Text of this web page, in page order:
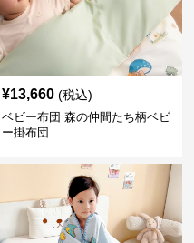
¥13,660 (税込)
ベビー布団 森の仲間たち柄ベビ
ー掛布団